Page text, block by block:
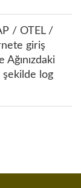
/ OTEL /
giriş
Ağınızdaki
şekilde log